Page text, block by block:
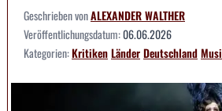
Geschrieben vonALEXANDER WALTHER
Veröffentlichungsdatum:06.06.2026
Kategorien:KritikenLänderDeutschland